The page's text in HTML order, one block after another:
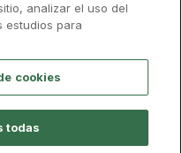
virtual
analizar el uso del
estudios para
cookies
todas